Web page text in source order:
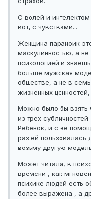
С волей и
вот, с чувствами...
Женщина параноик
маскулинностью, а
психологией и
больше мужская
обществе, а не в
жизненных ценностей,
Можно было бы взять
из трех
Ребенок, и с ее
раз ей пользовалась
возьму другую
Может читала, в
времени , как
психике людей есть
более выражена , а